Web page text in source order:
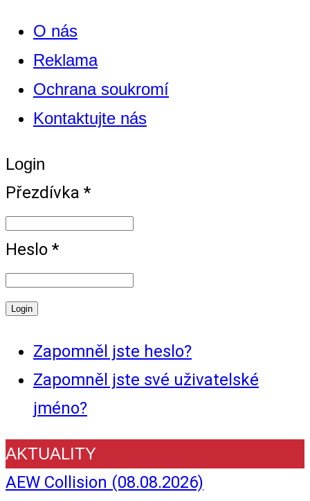
O nás
Reklama
Ochrana soukromí
Kontaktujte nás
Login
Přezdívka *
Heslo *
Zapomněl jste heslo?
Zapomněl jste své uživatelské
jméno?
AKTUALITY
AEW Collision (08.08.2026)